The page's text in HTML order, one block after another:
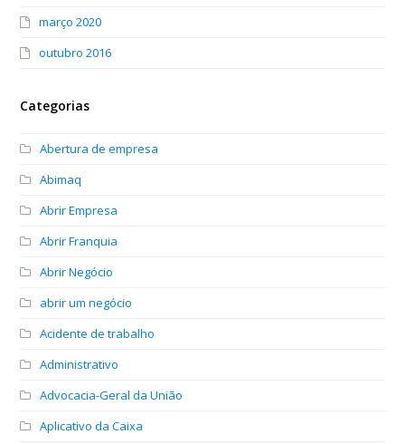
março 2020
outubro 2016
Categorias
Abertura de empresa
Abimaq
Abrir Empresa
Abrir Franquia
Abrir Negócio
abrir um negócio
Acidente de trabalho
Administrativo
Advocacia-Geral da União
Aplicativo da Caixa